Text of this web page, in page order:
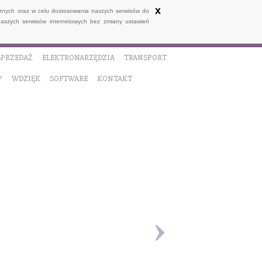
oraz w celu dostosowania naszych serwisów do
serwisów internetowych bez zmiany ustawień
x
ELEKTRONARZĘDZIA TRANSPORT
WDZIĘK SOFTWARE KONTAKT